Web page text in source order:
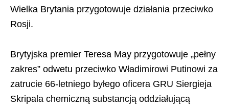
Wielka Brytania przygotowuje działania przeciwko
Rosji.
Brytyjska premier Teresa May przygotowuje „pełny
zakres” odwetu przeciwko Władimirowi Putinowi za
zatrucie 66-letniego byłego oficera GRU Siergieja
Skripala chemiczną substancją oddziałującą